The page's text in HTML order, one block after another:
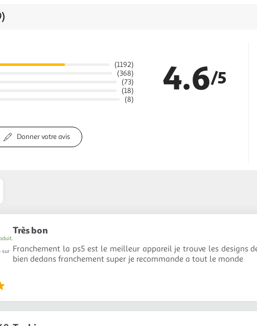
(1192)
(368)
(73)
(18)
(8)
4.6/5
Donner votre avis
sur
Très bon
Franchement la ps5 est le meilleur appareil je trouve les designs
bien dedans franchement super je recommande a tout le monde